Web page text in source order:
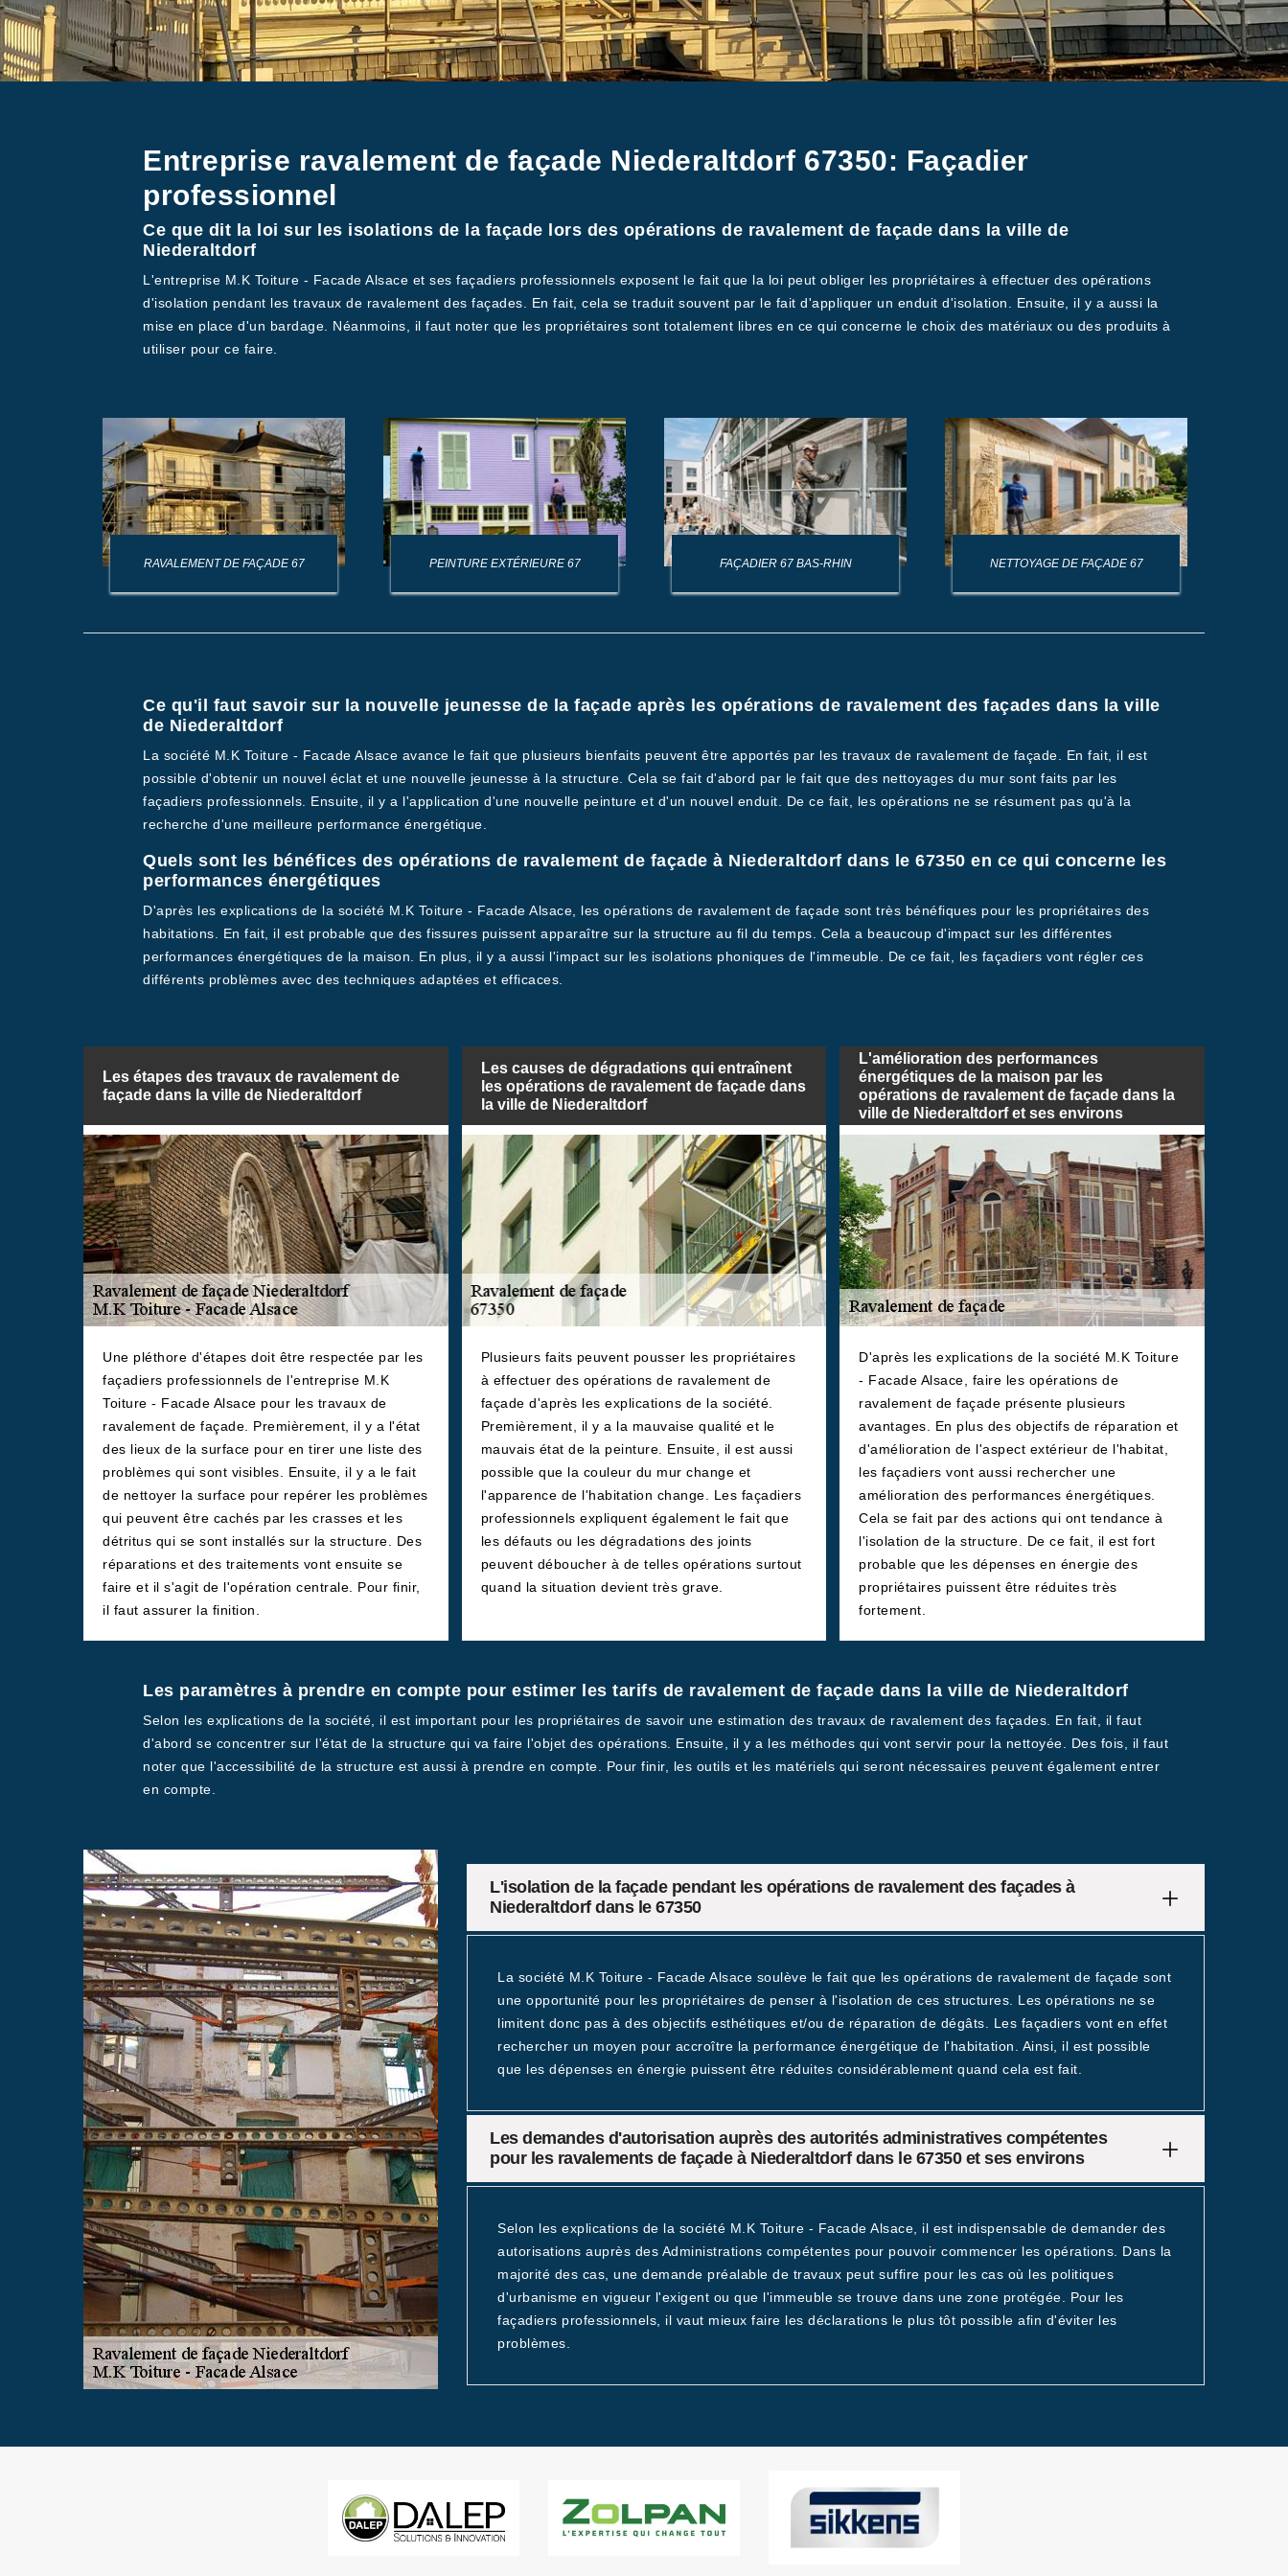
Entreprise ravalement de façade Niederaltdorf 67350: Façadier
professionnel
Ce que dit la loi sur les isolations de la façade lors des opérations de ravalement de façade dans la ville de
Niederaltdorf
L'entreprise M.K Toiture - Facade Alsace et ses façadiers professionnels exposent le fait que la loi peut obliger les propriétaires à effectuer des opérations
d'isolation pendant les travaux de ravalement des façades. En fait, cela se traduit souvent par le fait d'appliquer un enduit d'isolation. Ensuite, il y a aussi la
mise en place d'un bardage. Néanmoins, il faut noter que les propriétaires sont totalement libres en ce qui concerne le choix des matériaux ou des produits à
utiliser pour ce faire.
RAVALEMENT DE FAÇADE 67 PEINTURE EXTÉRIEURE 67 FAÇADIER 67 BAS-RHIN NETTOYAGE DE FAÇADE 67
Ce qu'il faut savoir sur la nouvelle jeunesse de la façade après les opérations de ravalement des façades dans la ville
de Niederaltdorf
La société M.K Toiture - Facade Alsace avance le fait que plusieurs bienfaits peuvent être apportés par les travaux de ravalement de façade. En fait, il est
possible d'obtenir un nouvel éclat et une nouvelle jeunesse à la structure. Cela se fait d'abord par le fait que des nettoyages du mur sont faits par les
façadiers professionnels. Ensuite, il y a l'application d'une nouvelle peinture et d'un nouvel enduit. De ce fait, les opérations ne se résument pas qu'à la
recherche d'une meilleure performance énergétique.
Quels sont les bénéfices des opérations de ravalement de façade à Niederaltdorf dans le 67350 en ce qui concerne les
performances énergétiques
D'après les explications de la société M.K Toiture - Facade Alsace, les opérations de ravalement de façade sont très bénéfiques pour les propriétaires des
habitations. En fait, il est probable que des fissures puissent apparaître sur la structure au fil du temps. Cela a beaucoup d'impact sur les différentes
performances énergétiques de la maison. En plus, il y a aussi l'impact sur les isolations phoniques de l'immeuble. De ce fait, les façadiers vont régler ces
différents problèmes avec des techniques adaptées et efficaces.
Les étapes des travaux de ravalement de
façade dans la ville de Niederaltdorf
Une pléthore d'étapes doit être respectée par les
façadiers professionnels de l'entreprise M.K
Toiture - Facade Alsace pour les travaux de
ravalement de façade. Premièrement, il y a l'état
des lieux de la surface pour en tirer une liste des
problèmes qui sont visibles. Ensuite, il y a le fait
de nettoyer la surface pour repérer les problèmes
qui peuvent être cachés par les crasses et les
détritus qui se sont installés sur la structure. Des
réparations et des traitements vont ensuite se
faire et il s'agit de l'opération centrale. Pour finir,
il faut assurer la finition.
Les causes de dégradations qui entraînent
les opérations de ravalement de façade dans
la ville de Niederaltdorf
Plusieurs faits peuvent pousser les propriétaires
à effectuer des opérations de ravalement de
façade d'après les explications de la société.
Premièrement, il y a la mauvaise qualité et le
mauvais état de la peinture. Ensuite, il est aussi
possible que la couleur du mur change et
l'apparence de l'habitation change. Les façadiers
professionnels expliquent également le fait que
les défauts ou les dégradations des joints
peuvent déboucher à de telles opérations surtout
quand la situation devient très grave.
L'amélioration des performances
énergétiques de la maison par les
opérations de ravalement de façade dans la
ville de Niederaltdorf et ses environs
D'après les explications de la société M.K Toiture
- Facade Alsace, faire les opérations de
ravalement de façade présente plusieurs
avantages. En plus des objectifs de réparation et
d'amélioration de l'aspect extérieur de l'habitat,
les façadiers vont aussi rechercher une
amélioration des performances énergétiques.
Cela se fait par des actions qui ont tendance à
l'isolation de la structure. De ce fait, il est fort
probable que les dépenses en énergie des
propriétaires puissent être réduites très
fortement.
Les paramètres à prendre en compte pour estimer les tarifs de ravalement de façade dans la ville de Niederaltdorf
Selon les explications de la société, il est important pour les propriétaires de savoir une estimation des travaux de ravalement des façades. En fait, il faut
d'abord se concentrer sur l'état de la structure qui va faire l'objet des opérations. Ensuite, il y a les méthodes qui vont servir pour la nettoyée. Des fois, il faut
noter que l'accessibilité de la structure est aussi à prendre en compte. Pour finir, les outils et les matériels qui seront nécessaires peuvent également entrer
en compte.
L'isolation de la façade pendant les opérations de ravalement des façades à
Niederaltdorf dans le 67350
La société M.K Toiture - Facade Alsace soulève le fait que les opérations de ravalement de façade sont
une opportunité pour les propriétaires de penser à l'isolation de ces structures. Les opérations ne se
limitent donc pas à des objectifs esthétiques et/ou de réparation de dégâts. Les façadiers vont en effet
rechercher un moyen pour accroître la performance énergétique de l'habitation. Ainsi, il est possible
que les dépenses en énergie puissent être réduites considérablement quand cela est fait.
Les demandes d'autorisation auprès des autorités administratives compétentes
pour les ravalements de façade à Niederaltdorf dans le 67350 et ses environs
Selon les explications de la société M.K Toiture - Facade Alsace, il est indispensable de demander des
autorisations auprès des Administrations compétentes pour pouvoir commencer les opérations. Dans la
majorité des cas, une demande préalable de travaux peut suffire pour les cas où les politiques
d'urbanisme en vigueur l'exigent ou que l'immeuble se trouve dans une zone protégée. Pour les
façadiers professionnels, il vaut mieux faire les déclarations le plus tôt possible afin d'éviter les
problèmes.